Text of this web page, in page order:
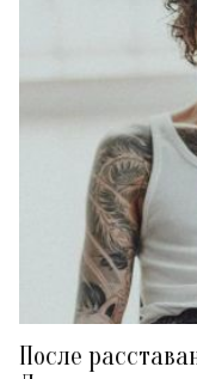
После